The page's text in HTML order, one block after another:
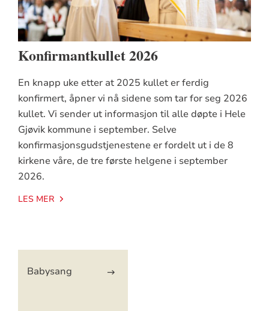
Konfirmantkullet 2026
En knapp uke etter at 2025 kullet er ferdig
konfirmert, åpner vi nå sidene som tar for seg 2026
kullet. Vi sender ut informasjon til alle døpte i Hele
Gjøvik kommune i september. Selve
konfirmasjonsgudstjenestene er fordelt ut i de 8
kirkene våre, de tre første helgene i september
2026.
LES MER
Babysang